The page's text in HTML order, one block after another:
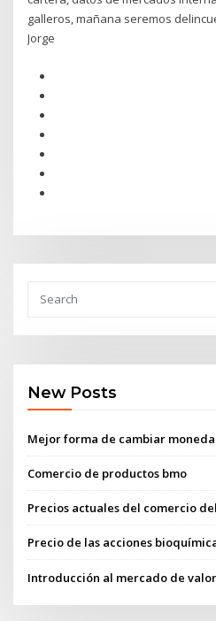
galleros, mañana seremos
Jorge
New Posts
Mejor forma de cambiar
Comercio de productos bmo
Precios actuales del comercio
Precio de las acciones
Introducción al mercado de